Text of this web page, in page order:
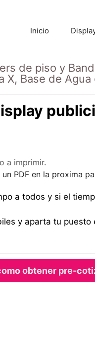
Inicio
de piso y
X, Base de
a imprimir.
PDF en la proxima
a todos y si el
y aparta tu
obtener pre-